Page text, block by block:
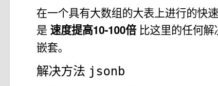
在一个具有大数组的大表上进行的快
是 速度提高10-100倍 比这里的任何
嵌套。
解决方法 jsonb